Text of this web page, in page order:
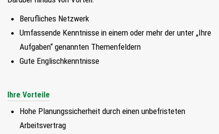
Berufliches Netzwerk
Umfassende Kenntnisse in einem oder mehr der unter „Ihre
Aufgaben“ genannten Themenfeldern
Gute Englischkenntnisse
Ihre Vorteile
Hohe Planungssicherheit durch einen unbefristeten
Arbeitsvertrag